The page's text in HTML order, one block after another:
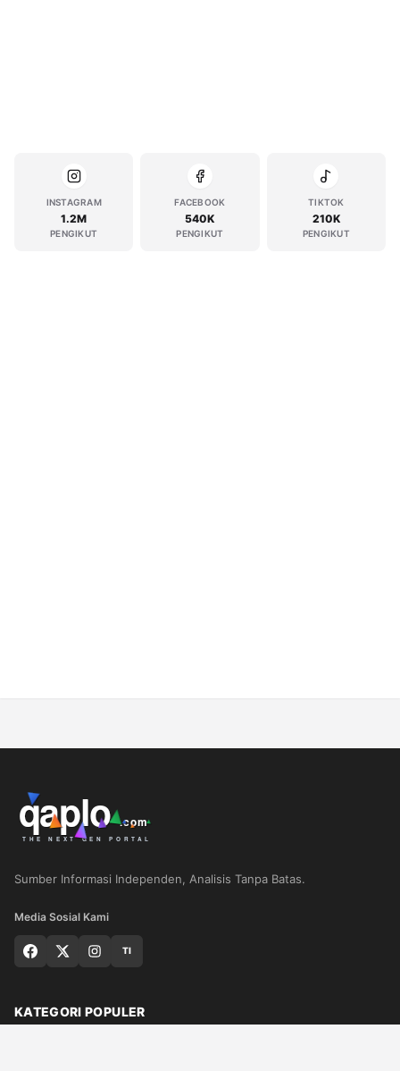
INSTAGRAM
1.2M
PENGIKUT
FACEBOOK
540K
PENGIKUT
TIKTOK
210K
PENGIKUT
Sumber Informasi Independen, Analisis Tanpa Batas.
Media Sosial Kami
TI
KATEGORI POPULER